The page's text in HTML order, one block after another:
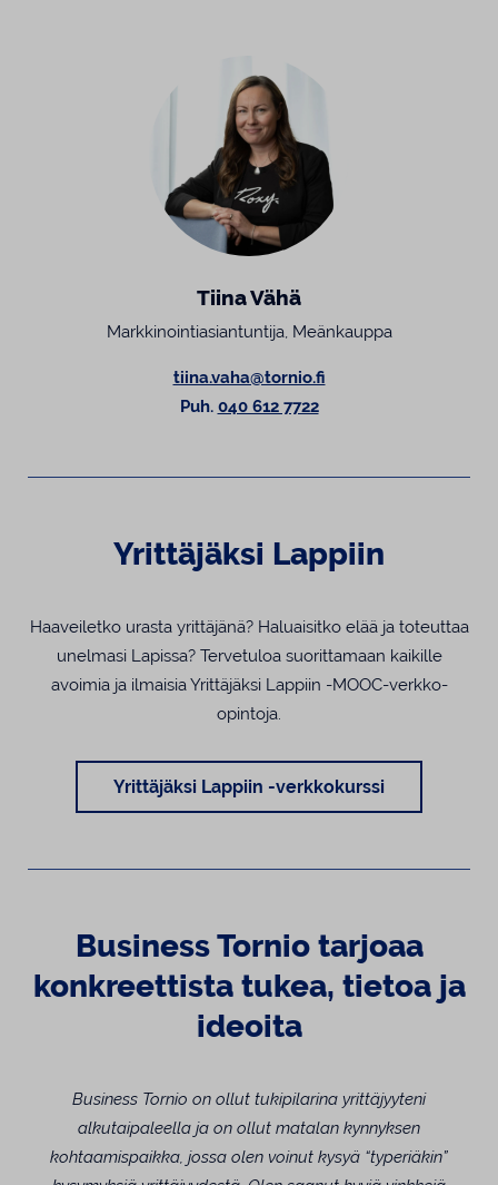
Tiina Vähä
Markkinointiasiantuntija, Meänkauppa
tiina.vaha@tornio.fi
Puh. 040 612 7722
Yrittäjäksi Lappiin
Haaveiletko urasta yrittäjänä? Haluaisitko elää ja toteuttaa
unelmasi Lapissa? Tervetuloa suorittamaan kaikille
avoimia ja ilmaisia Yrittäjäksi Lappiin -MOOC-verkko-
opintoja.
Yrittäjäksi Lappiin -verkkokurssi
Business Tornio tarjoaa
konkreettista tukea, tietoa ja
ideoita
Business Tornio on ollut tukipilarina yrittäjyyteni
alkutaipaleella ja on ollut matalan kynnyksen
kohtaamispaikka, jossa olen voinut kysyä “typeriäkin”